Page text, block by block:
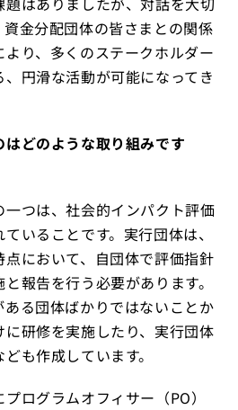
金分配団体の皆さまとの関係
り、多くのステークホルダー
円滑な活動が可能になってき
どのような取り組みです
つは、社会的インパクト評価
いることです。実行団体は、
において、自団体で評価指針
報告を行う必要があります。
る団体ばかりではないことか
に研修を実施したり、実行団体
も作成しています。
ログラムオフィサー（PO）